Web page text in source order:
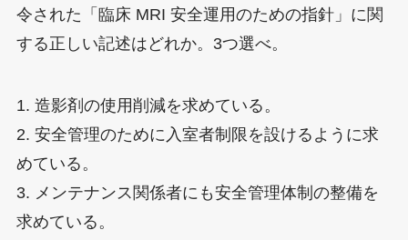
令された「臨床 MRI 安全運用のための指針」に関
する正しい記述はどれか。3つ選べ。
1. 造影剤の使用削減を求めている。
2. 安全管理のために入室者制限を設けるように求
めている。
3. メンテナンス関係者にも安全管理体制の整備を
求めている。